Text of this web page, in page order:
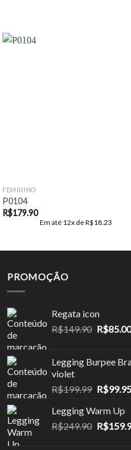
FEMININO
P0104
R$179.90
Em até 12x deR$18.23
PROMOÇÃO
Regata icon
R$149.90 O
era:
R$85.00
Legging Burpee
violet
R$199.99 O
original
era:
R$99.95
Legging Warm Up
R$249.90 O
R$